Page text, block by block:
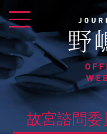
to
content
故宮諮問委